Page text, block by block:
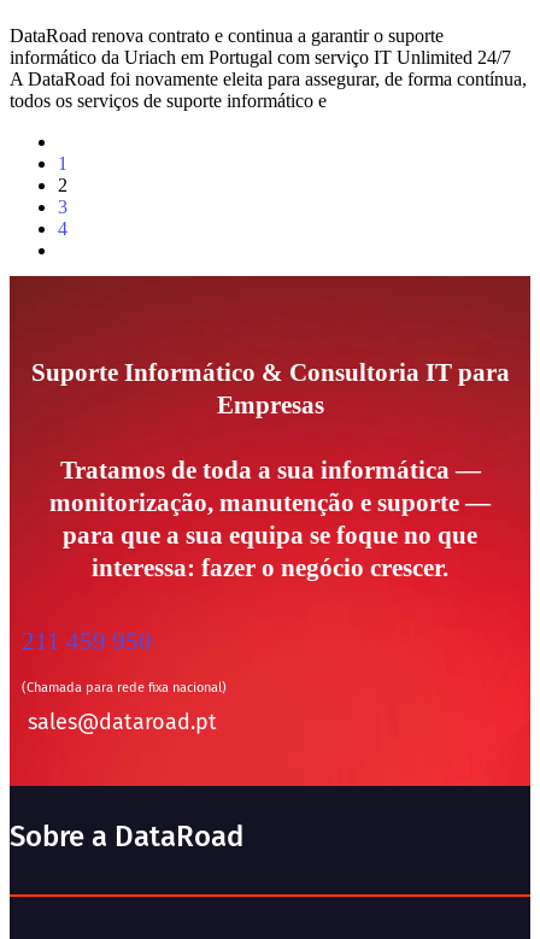
DataRoad renova contrato e continua a garantir o suporte
informático da Uriach em Portugal com serviço IT Unlimited 24/7
A DataRoad foi novamente eleita para assegurar, de forma contínua,
todos os serviços de suporte informático e
1
2
3
4
Suporte Informático & Consultoria IT para
Empresas
Tratamos de toda a sua informática —
monitorização, manutenção e suporte —
para que a sua equipa se foque no que
interessa: fazer o negócio crescer.
211 459 950
(Chamada para rede fixa nacional)
sales@dataroad.pt
Sobre a DataRoad